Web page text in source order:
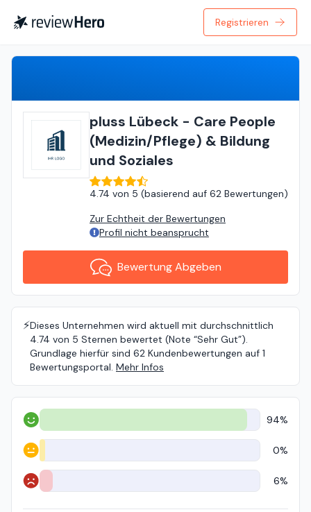
Registrieren
pluss Lübeck - Care People
(Medizin/Pflege) & Bildung
und Soziales
4.74 von 5 (basierend auf 62 Bewertungen)
Zur Echtheit der Bewertungen
Profil nicht beansprucht
Bewertung Abgeben
⚡️Dieses Unternehmen wird aktuell mit durchschnittlich
4.74 von 5 Sternen bewertet (Note “Sehr Gut”).
Grundlage hierfür sind 62 Kundenbewertungen auf 1
Bewertungsportal. Mehr Infos
Positiv 94%
Neutral 0%
Negativ 6%